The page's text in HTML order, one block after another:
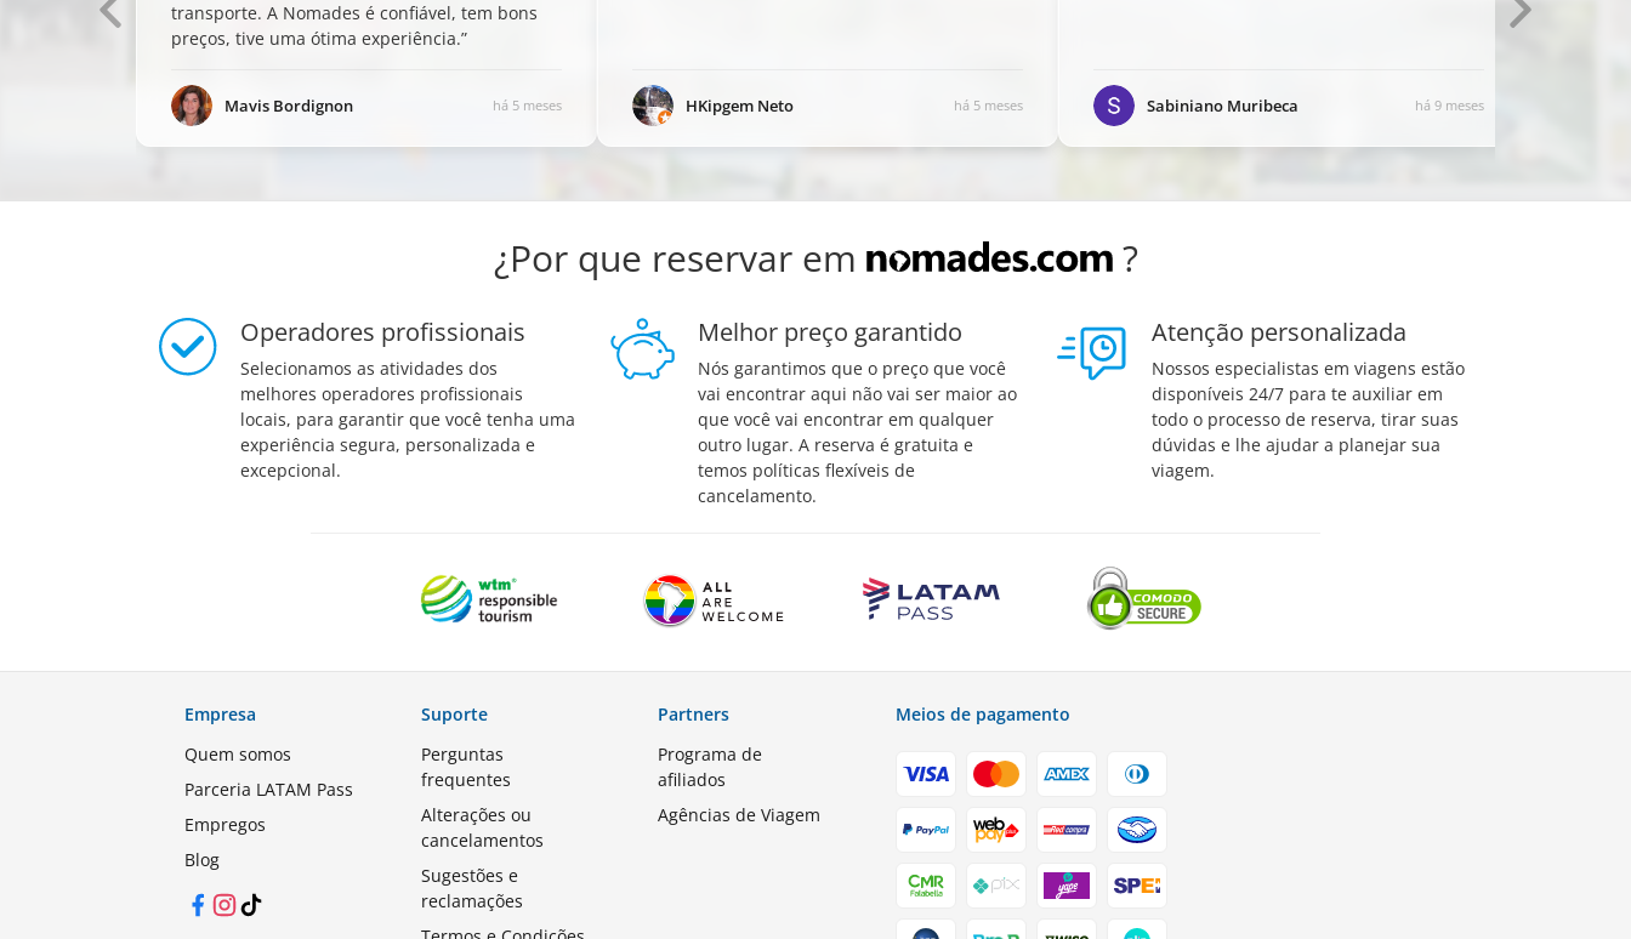
transporte. A Nomades é confiável, tem bons
preços, tive uma ótima experiência.”
Mavis Bordignon há 5 meses HKipgem Neto há 5 meses Sabiniano Muribeca há 9 meses
¿Por que reservar em ?
Operadores profissionais
Selecionamos as atividades dos
melhores operadores profissionais
locais, para garantir que você tenha uma
experiência segura, personalizada e
excepcional.
Melhor preço garantido
Nós garantimos que o preço que você
vai encontrar aqui não vai ser maior ao
que você vai encontrar em qualquer
outro lugar. A reserva é gratuita e
temos políticas flexíveis de
cancelamento.
Atenção personalizada
Nossos especialistas em viagens estão
disponíveis 24/7 para te auxiliar em
todo o processo de reserva, tirar suas
dúvidas e lhe ajudar a planejar sua
viagem.
Empresa
Quem somos
Parceria LATAM Pass
Empregos
Blog
Facebook
Instagram
TikTok
Suporte
Perguntas
frequentes
Alterações ou
cancelamentos
Sugestões e
reclamações
Partners
Programa de
afiliados
Agências de Viagem
Meios de pagamento